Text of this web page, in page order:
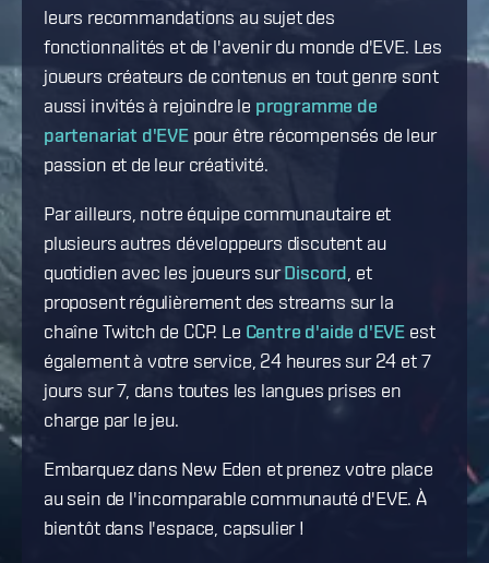
leurs recommandations au sujet des
fonctionnalités et de l'avenir du monde d'EVE. Les
joueurs créateurs de contenus en tout genre sont
aussi invités à rejoindre le programme de
partenariat d'EVEpour être récompensés de leur
passion et de leur créativité.
Par ailleurs, notre équipe communautaire et
plusieurs autres développeurs discutent au
quotidien avec les joueurs surDiscord , et
proposent régulièrement des streams sur la
chaîne Twitch de CCP. Le Centre d'aide d'EVE est
également à votre service, 24 heures sur 24 et 7
jours sur 7, dans toutes les langues prises en
charge par le jeu.
Embarquez dans New Eden et prenez votre place
au sein de l'incomparable communauté d'EVE. À
bientôt dans l'espace, capsulier !